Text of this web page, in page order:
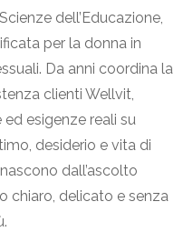
dell’Educazione,
per la donna in
Da anni coordina la
clienti Wellvit,
esigenze reali su
desiderio e vita di
dall’ascolto
chiaro, delicato e senza